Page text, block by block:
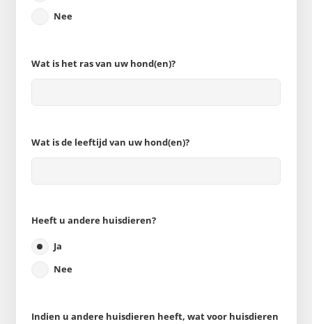
Nee
Wat is het ras van uw hond(en)?
Wat is de leeftijd van uw hond(en)?
Heeft u andere huisdieren?
Ja
Nee
Indien u andere huisdieren heeft, wat voor huisdieren